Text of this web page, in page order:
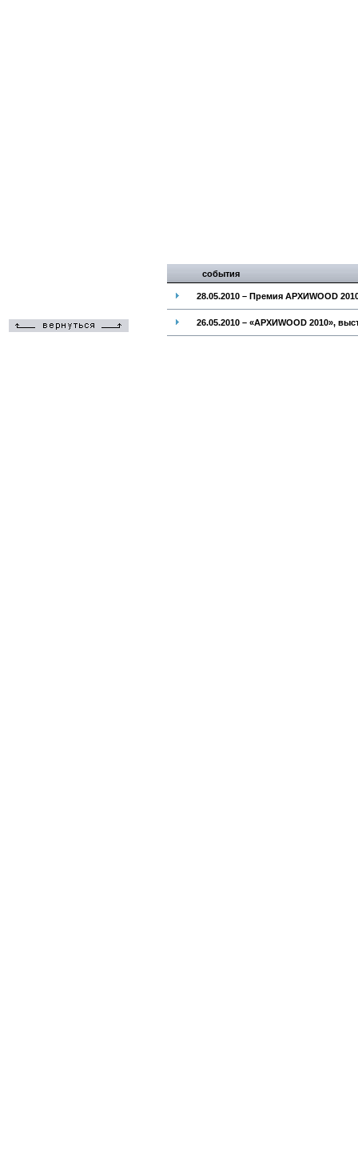
события
28.05.2010 – Премия АРХИWOOD
26.05.2010 – «АРХИWOOD 2010»,